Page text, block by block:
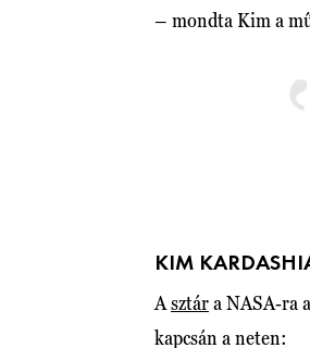
– mondta Kim a
KIM
Asztára NASA-ra
kapcsán a neten: